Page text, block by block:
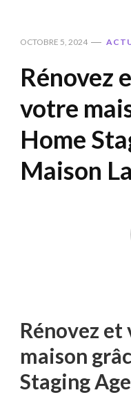
OCTOBRE 5, 2024
Rénovez
votre
Home
Maison
Rénovez
maison
Staging